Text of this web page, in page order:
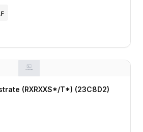
(RXRXXS*/T*) (23C8D2)